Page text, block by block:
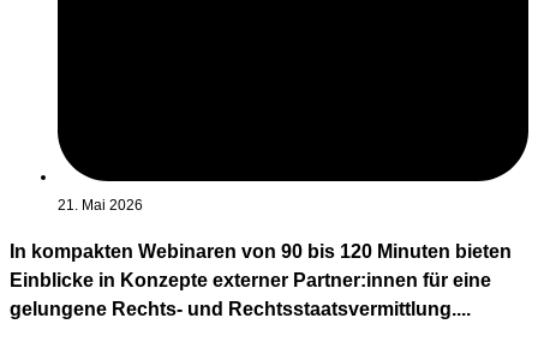
21. Mai 2026
In kompakten Webinaren von 90 bis 120 Minuten bieten
Einblicke in Konzepte externer Partner:innen für eine
gelungene Rechts- und Rechtsstaatsvermittlung....